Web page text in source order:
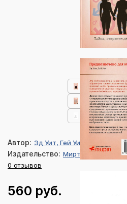
Автор: Эд Уит, Гей Уит
Издательство: Мирт
0 отзывов
560 руб.